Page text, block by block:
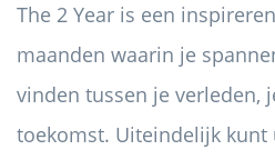
The 2 Year is een
maanden waarin je
vinden tussen je verleden,
toekomst. Uiteindelijk kunt